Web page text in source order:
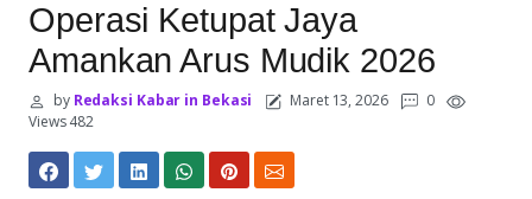
Operasi Ketupat Jaya
Amankan Arus Mudik 2026
byRedaksi Kabar in Bekasi Maret 13, 2026
0
Views 482